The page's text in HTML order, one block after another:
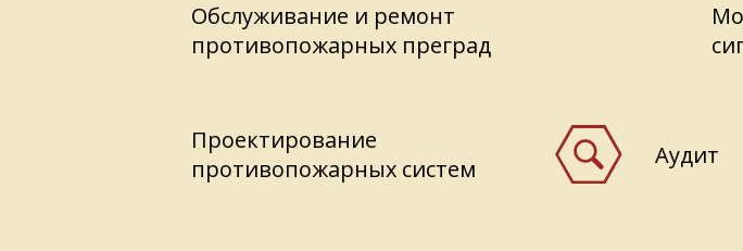
Обслуживание и ремонт
противопожарных преград
Проектирование
противопожарных систем
Аудит